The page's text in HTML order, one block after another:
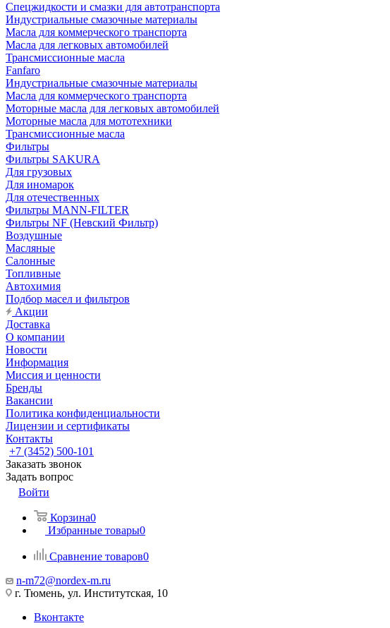
Cпецжидкости и смазки для автотранспорта
Индустриальные смазочные материалы
Масла для коммерческого транспорта
Масла для легковых автомобилей
Трансмиссионные масла
Fanfaro
Индустриальные смазочные материалы
Масла для коммерческого транспорта
Моторные масла для легковых автомобилей
Моторные масла для мототехники
Трансмиссионные масла
Фильтры
Фильтры SAKURA
Для грузовых
Для иномарок
Для отечественных
Фильтры MANN-FILTER
Фильтры NF (Невский Фильтр)
Воздушные
Масляные
Салонные
Топливные
Автохимия
Подбор масел и фильтров
Акции
Доставка
О компании
Новости
Информация
Миссия и ценности
Бренды
Вакансии
Политика конфиденциальности
Лицензии и сертификаты
Контакты
+7 (3452) 500-101
Заказать звонок
Задать вопрос
Войти
Корзина0
Избранные товары0
Сравнение товаров0
n-m72@nordex-m.ru
г. Тюмень, ул. Институтская, 10
Вконтакте